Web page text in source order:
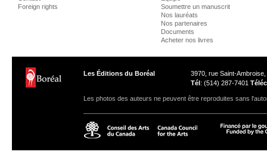
Foreign rights
Soumettre un manuscrit
Nos lauréats
Nos partenaires
Documents
Acheter nos livres
Les Éditions du Boréal
3970, rue Saint-
Tél: (514) 287-7401 Téléc
Les photos des auteurs ne peuvent être reproduites sans